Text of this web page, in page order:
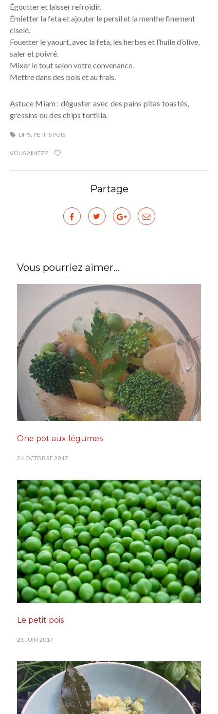
Égoutter et laisser refroidir.
Émietter la feta et ajouter le persil et la menthe finement
ciselé.
Fouetter le yaourt, avec la feta, les herbes et l’huile d’olive,
saler et poivré.
Mixer le tout selon votre convenance.
Mettre dans des bols et au frais.
Astuce Miam : déguster avec des pains pitas toastés,
gressins ou des chips tortilla.
DIPS PETITS POIS
VOUS AIMEZ ?
Partage
Vous pourriez aimer...
One pot aux légumes
24 OCTOBRE 2017
Le petit pois
23 JUIN 2017